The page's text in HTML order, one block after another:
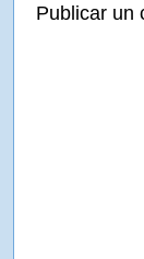
Publicar un